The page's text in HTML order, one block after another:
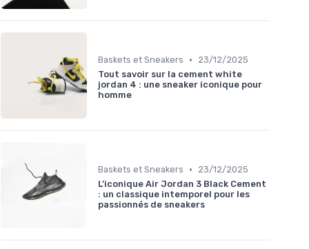
Baskets et Sneakers •
23/12/2025
Tout savoir sur la cement white
jordan 4 : une sneaker iconique pour
homme
Baskets et Sneakers •
23/12/2025
L’iconique Air Jordan 3 Black Cement
: un classique intemporel pour les
passionnés de sneakers